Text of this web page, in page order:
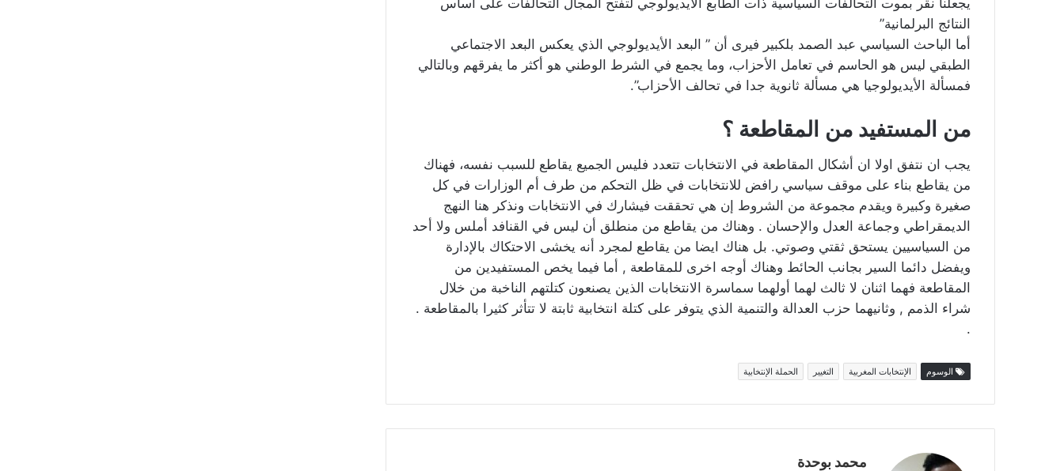
يجعلنا نقر بموت التحالفات السياسية ذات الطابع الأيديولوجي لتفتح المجال التحالفات على أساس
النتائج البرلمانية”
أما الباحث السياسي عبد الصمد بلكبير فيرى أن ” البعد الأيديولوجي الذي يعكس البعد الاجتماعي
الطبقي ليس هو الحاسم في تعامل الأحزاب، وما يجمع في الشرط الوطني هو أكثر ما يفرقهم وبالتالي
فمسألة الأيديولوجيا هي مسألة ثانوية جدا في تحالف الأحزاب”.
من المستفيد من المقاطعة ؟
يجب ان نتفق اولا ان أشكال المقاطعة في الانتخابات تتعدد فليس الجميع يقاطع للسبب نفسه، فهناك
من يقاطع بناء على موقف سياسي رافض للانتخابات في ظل التحكم من طرف أم الوزارات في كل
صغيرة وكبيرة ويقدم مجموعة من الشروط إن هي تحققت فيشارك في الانتخابات ونذكر هنا النهج
الديمقراطي وجماعة العدل والإحسان . وهناك من يقاطع من منطلق أن ليس في القنافد أملس ولا أحد
من السياسيين يستحق ثقتي وصوتي. بل هناك ايضا من يقاطع لمجرد أنه يخشى الاحتكاك بالإدارة
ويفضل دائما السير بجانب الحائط وهناك أوجه اخرى للمقاطعة , أما فيما يخص المستفيدين من
المقاطعة فهما اثنان لا ثالث لهما أولهما سماسرة الانتخابات الذين يصنعون كتلتهم الناخبة من خلال
شراء الذمم , وثانيهما حزب العدالة والتنمية الذي يتوفر على كتلة انتخابية ثابتة لا تتأثر كثيرا بالمقاطعة .
.
الوسوم الإنتخابات المغربية التغيير الحملة الإنتخابية
محمد بوحدة